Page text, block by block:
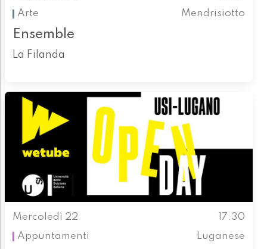
Arte
Mendrisiotto
Ensemble
La Filanda
Mercoledì 22
17.30
Appuntamenti
Luganese